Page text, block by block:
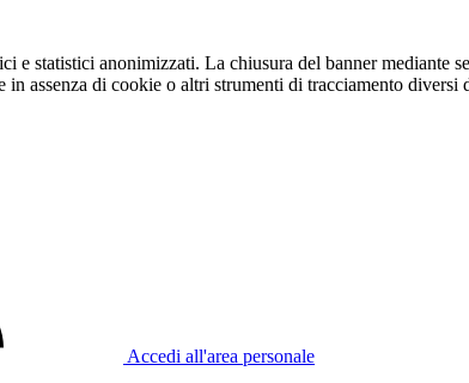
e statistici anonimizzati. La chiusura del banner
in assenza di cookie o altri strumenti di tracciamento diversi
Accedi all'area personale